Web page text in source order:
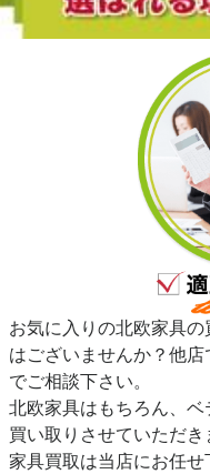
お気に入りの北欧家具
はございませんか？他
でご相談下さい。
北欧家具はもちろん、
買い取りさせていただ
家具買取は当店にお任せ